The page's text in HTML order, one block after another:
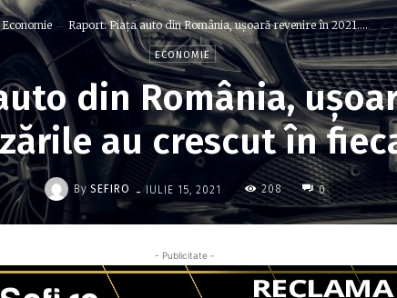
Economie Raport: Piaţa auto din România, uşoară revenire în 2021....
ECONOMIE
din România,
au crescut în
By SEFIRO - IULIE 15, 2021 208 0
- Publicitate -